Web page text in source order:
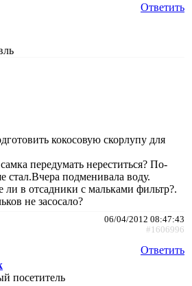
Ответить
кокосовую скорлупу для
передумать нереститься? По-
стал.Вчера подменивала воду.
ли в отсадники с мальками фильтр?.
не засосало?
06/04/2012 08:47:43
#1606996
Ответить
посетитель